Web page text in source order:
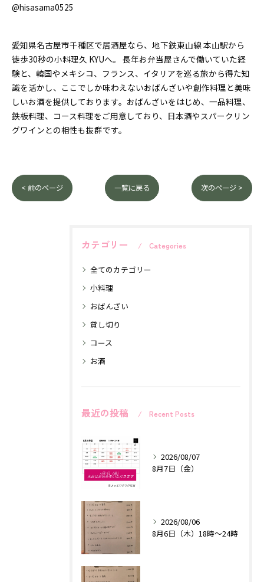
@hisasama0525
愛知県名古屋市千種区で居酒屋なら、地下鉄東山線 本山駅から
徒歩30秒の小料理久 KYUへ。 長年お弁当屋さんで働いていた経
験と、韓国やメキシコ、フランス、イタリアを巡る旅から得た知
識を活かし、ここでしか味わえないおばんざいや創作料理と美味
しいお酒を提供しております。おばんざいをはじめ、一品料理、
鉄板料理、コース料理をご用意しており、日本酒やスパークリン
グワインとの相性も抜群です。
< 前のページ 一覧に戻る 次のページ >
カテゴリー Categories
全てのカテゴリー
小料理
おばんざい
貸し切り
コース
お酒
最近の投稿 Recent Posts
2026/08/07
8月7日（金）
2026/08/06
8月6日（木）18時〜24時